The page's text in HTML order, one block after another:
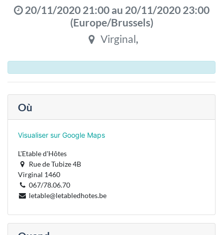
20/11/2020 21:00au 20/11/2020 23:00
(Europe/Brussels)
Virginal,
Où
Visualiser sur Google Maps
L'Etable d'Hôtes
Rue de Tubize 4B
Virginal 1460
067/78.06.70
letable@letabledhotes.be